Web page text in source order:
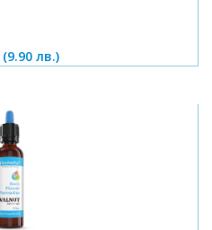
(9.90 лв.)